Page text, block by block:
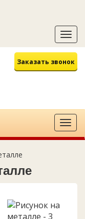
Заказать звонок